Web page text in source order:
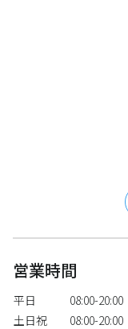
営業時間
平日
08:00-20:00
土日祝
08:00-20:00